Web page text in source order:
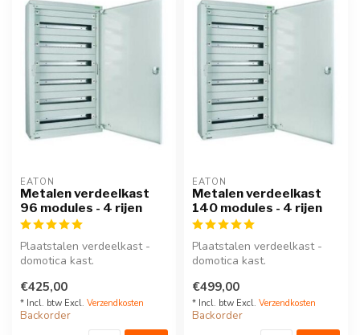
EATON
Metalen verdeelkast
96 modules - 4 rijen
Plaatstalen verdeelkast -
domotica kast.
modules, ...
€425,00
* Incl. btw Excl. Verzendkosten
Backorder
EATON
Metalen verdeelkast
140 modules - 4 rijen
Plaatstalen verdeelkast -
domotica kast.
modules,...
€499,00
* Incl. btw Excl. Verzendkosten
Backorder